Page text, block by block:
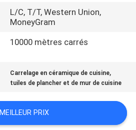
L/C, T/T, Western Union,
MoneyGram
10000 mètres carrés
Carrelage en céramique de cuisine,
tuiles de plancher et de mur de cuisine
MEILLEUR PRIX